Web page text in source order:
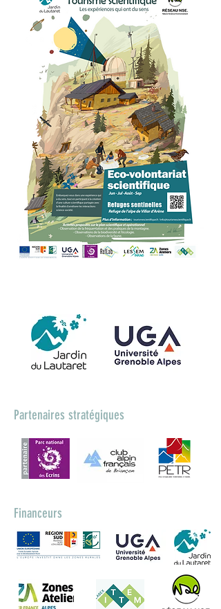
Partenaires stratégiques
Financeurs